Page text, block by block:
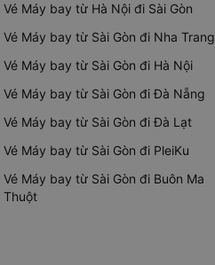
Vé Máy bay từ Hà Nội đi Sài Gòn
Vé Máy bay từ Sài Gòn đi Nha Trang
Vé Máy bay từ Sài Gòn đi Hà Nội
Vé Máy bay từ Sài Gòn đi Đà Nẵng
Vé Máy bay từ Sài Gòn đi Đà Lạt
Vé Máy bay từ Sài Gòn đi PleiKu
Vé Máy bay từ Sài Gòn đi Buôn Ma
Thuột